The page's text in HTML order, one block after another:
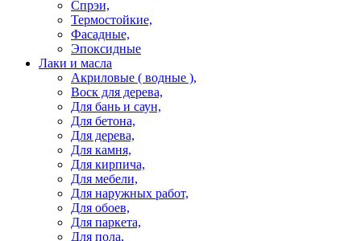
Спрэи,
Термостойкие,
Фасадные,
Эпоксидные
Лаки и масла
Акриловые ( водные ),
Воск для дерева,
Для бань и саун,
Для бетона,
Для дерева,
Для камня,
Для кирпича,
Для мебели,
Для наружных работ,
Для обоев,
Для паркета,
Для пола,